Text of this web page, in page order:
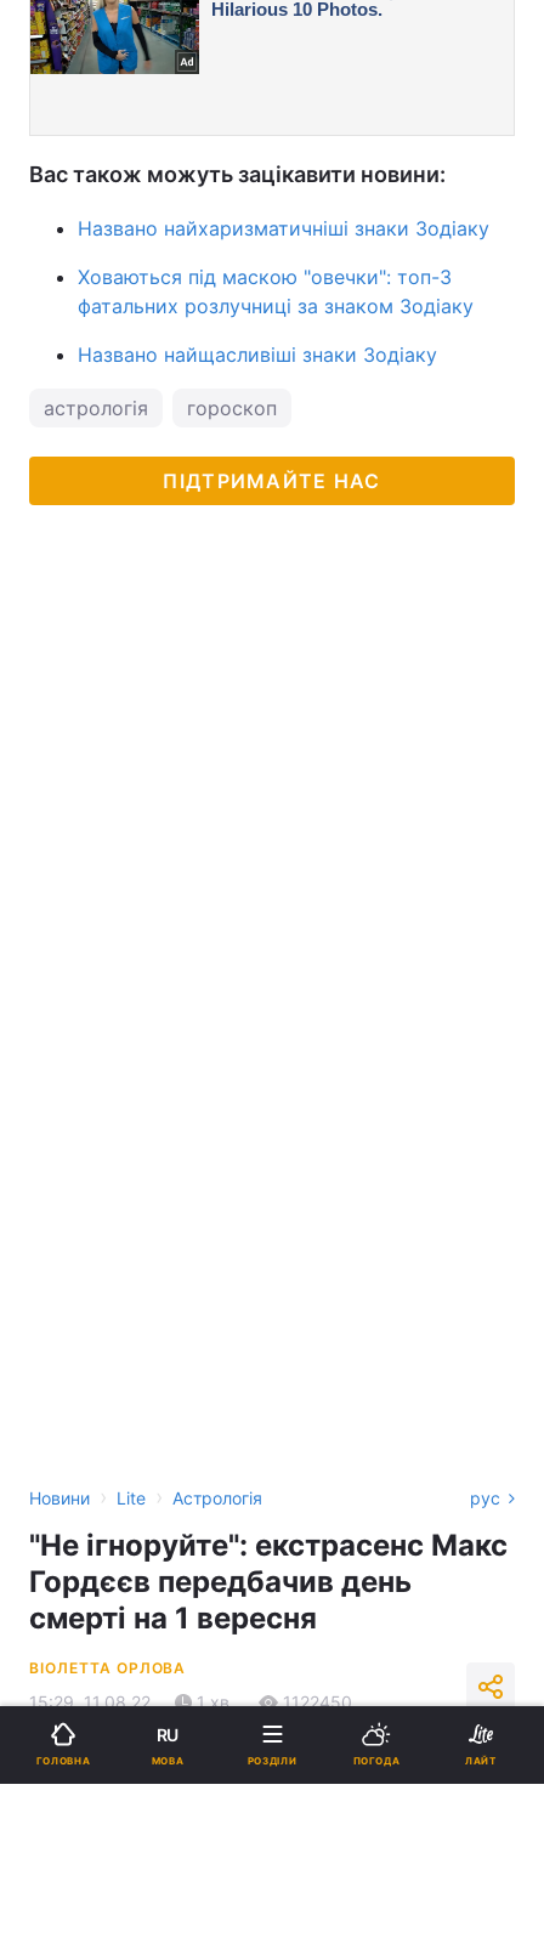
Вас також можуть зацікавити новини:
Названо найхаризматичніші знаки Зодіаку
Ховаються під маскою "овечки": топ-3
фатальних розлучниці за знаком Зодіаку
Названо найщасливіші знаки Зодіаку
астрологія гороскоп
ПІДТРИМАЙТЕ НАС
Новини › Lite › Астрологія рус
"Не ігноруйте": екстрасенс Макс
Гордєєв передбачив день
смерті на 1 вересня
ВІОЛЕТТА ОРЛОВА
15:29, 11.08.22 1 хв. 1122450
Підпишіться на нас в Google
ГОЛОВНА
RU
МОВА РОЗДІЛИ ПОГОДА ЛАЙТ